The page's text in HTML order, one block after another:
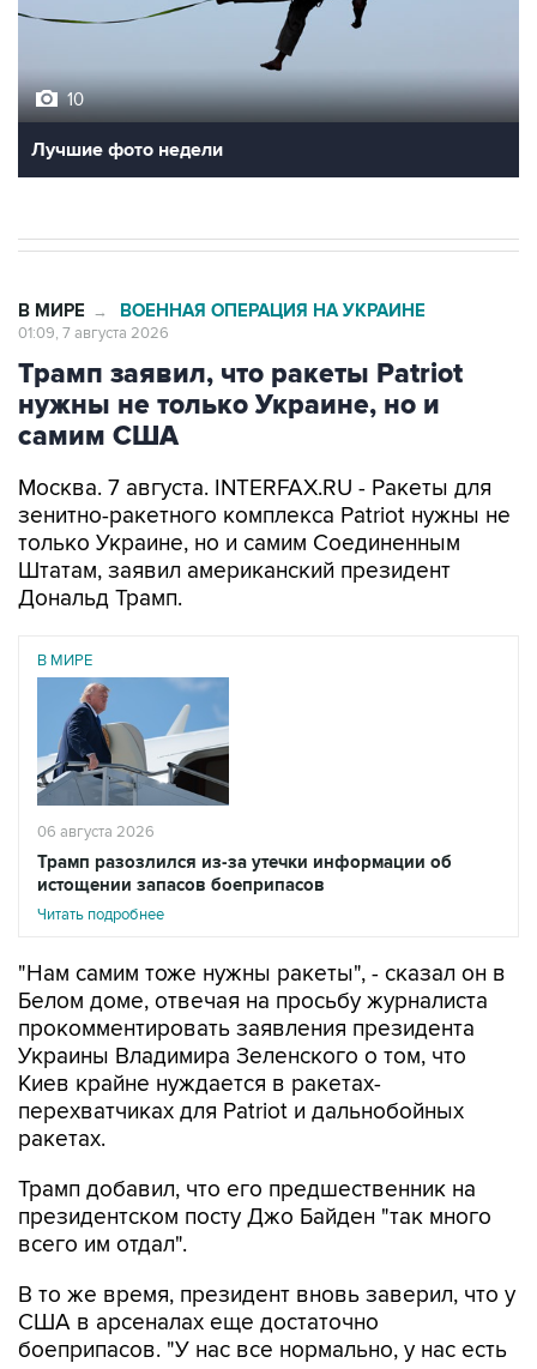
Лучшие фото недели
Трамп заявил, что ракеты Patriot
нужны не только Украине, но и
самим США
Москва. 7 августа. INTERFAX.RU - Ракеты для
только Украине, но и самим Соединенным
Штатам, заявил американский президент
Дональд Трамп.
В МИРЕ
06 августа 2026
Трамп разозлился из-за утечки информации об
истощении запасов боеприпасов
Читать подробнее
"Нам самим тоже нужны ракеты", - сказал он в
прокомментировать заявления президента
Украины Владимира Зеленского о том, что
Киев крайне нуждается в ракетах-
перехватчиках для Patriot и дальнобойных
ракетах.
Трамп добавил, что его предшественник на
всего им отдал".
В то же время, президент вновь заверил, что у
боеприпасов. "У нас все нормально, у нас есть
много боеприпасов", - сказал он.